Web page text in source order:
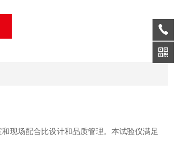
现场配合比设计和品质管理。本试验仪满足